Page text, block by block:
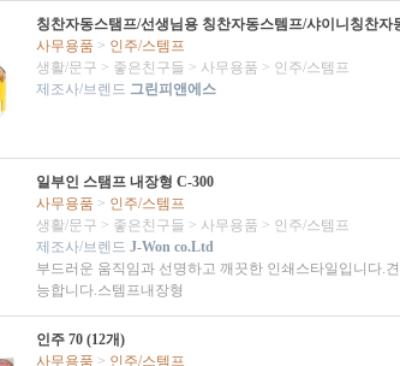
칭찬자동스탬프/선생님용 칭찬자동스템프/샤이니칭찬자
사무용품 > 인주/스템프
생활/문구 > 좋은친구들 > 사무용품 > 인주/스템프
제조사/브렌드 그린피앤에스
일부인 스탬프 내장형 C-300
사무용품 > 인주/스템프
생활/문구 > 좋은친구들 > 사무용품 > 인주/스템프
제조사/브렌드 J-Won co.Ltd
부드러운 움직임과 선명하고 깨끗한 인쇄스타일입니다.
능합니다.스템프내장형
인주 70 (12개)
사무용품 > 인주/스템프